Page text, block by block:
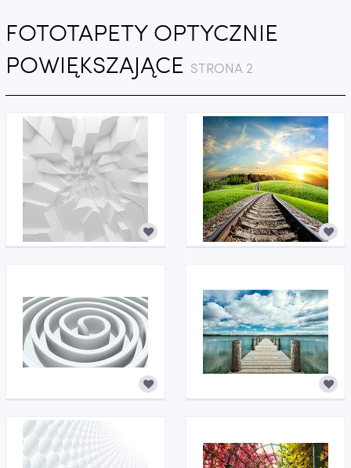
FOTOTAPETY OPTYCZNIE
POWIĘKSZAJĄCE STRONA 2